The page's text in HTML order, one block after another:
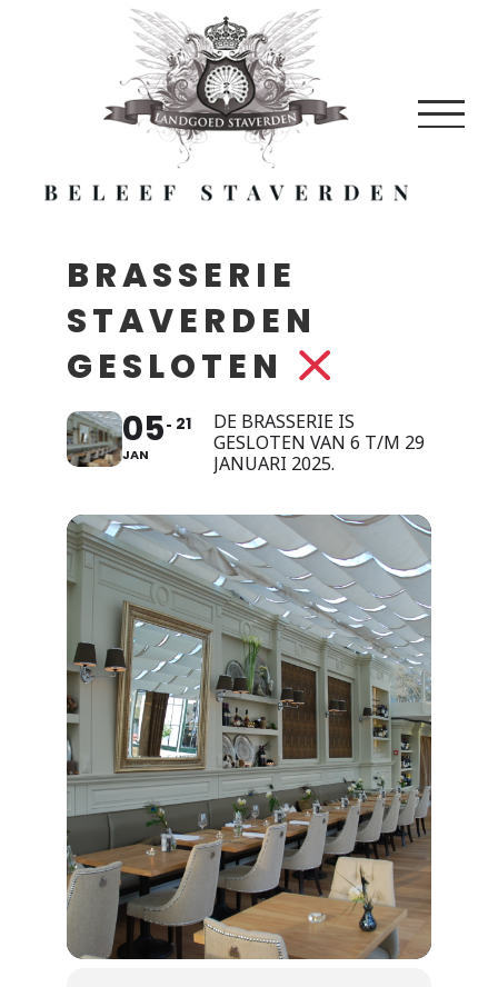
BRASSERIE
STAVERDEN
GESLOTEN
05
JAN
21
DE BRASSERIE IS
GESLOTEN VAN 6 T/M 29
JANUARI 2025.